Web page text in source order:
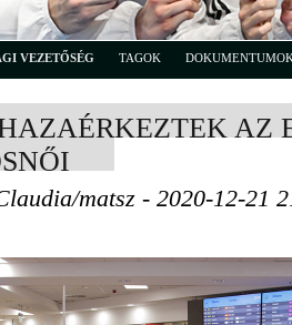
VEZETŐSÉG TAGOK
AZ
matsz - 2020-12-21